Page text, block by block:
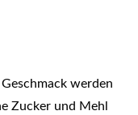
werden
Zucker und Mehl